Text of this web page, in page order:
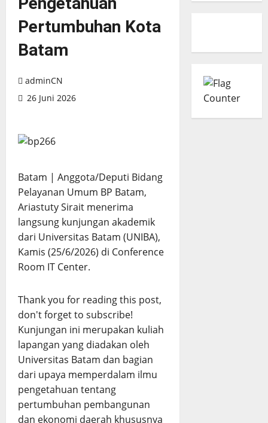
Pertumbuhan Kota
Batam
adminCN
26 Juni 2026
Batam | Anggota/Deputi Bidang
Pelayanan Umum BP Batam,
Ariastuty Sirait menerima
langsung kunjungan akademik
dari Universitas Batam (UNIBA),
Kamis (25/6/2026) di Conference
Room IT Center.
Thank you for reading this post,
don't forget to subscribe!
Kunjungan ini merupakan kuliah
lapangan yang diadakan oleh
Universitas Batam dan bagian
dari upaya memperdalam ilmu
pengetahuan tentang
pertumbuhan pembangunan
dan ekonomi daerah khususnya